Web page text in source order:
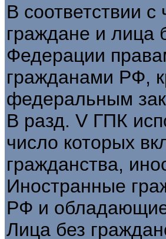
В соответствии
граждане и лица
Федерации
гражданами РФ,
федеральным
В разд. V ГПК
число которых
гражданства,
Иностранные
РФ и обладающие
Лица без